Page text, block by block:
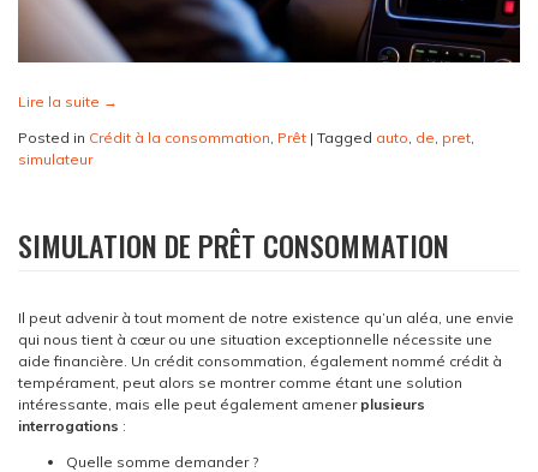
Lire la suite →
Posted in Crédit à la consommation Prêt | Tagged auto de pret
simulateur
SIMULATION DE PRÊT CONSOMMATION
Il peut advenir à tout moment de notre existence qu’un aléa, une envie
qui nous tient à cœur ou une situation exceptionnelle nécessite une
aide financière. Un crédit consommation, également nommé crédit à
tempérament, peut alors se montrer comme étant une solution
intéressante, mais elle peut également amenerplusieurs
interrogations :
Quelle somme demander ?